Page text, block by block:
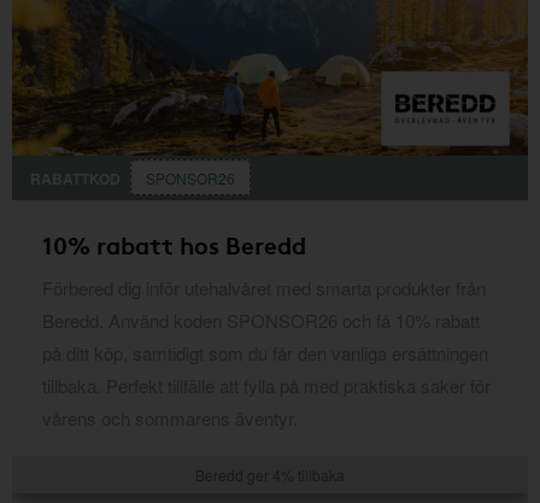
RABATTKOD SPONSOR26
10% rabatt hos Beredd